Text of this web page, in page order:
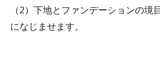
（2）下地とファンデーションの境
になじませます。